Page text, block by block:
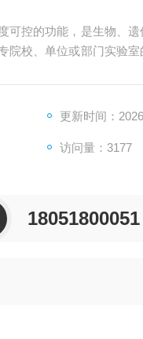
可控的功能，是生物、
院校、单位或部门实验
更新时间：
访问量：3177
18051800051